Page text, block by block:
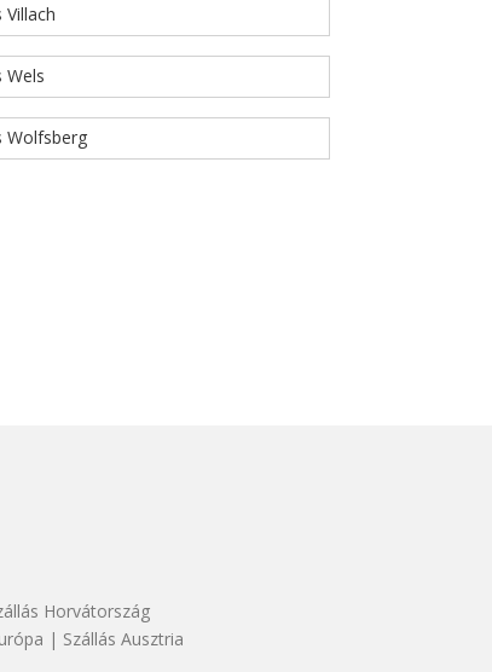
Villach
Wels
Wolfsberg
Horvátország
| Szállás Ausztria